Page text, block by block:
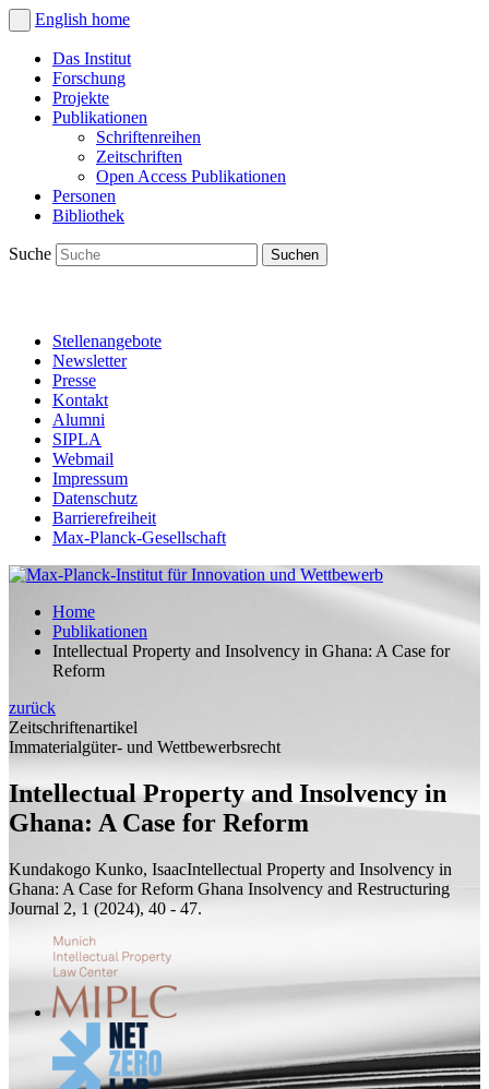
English home
Das Institut
Forschung
Projekte
Publikationen
Schriftenreihen
Zeitschriften
Open Access Publikationen
Personen
Bibliothek
Suche
Stellenangebote
Newsletter
Presse
Kontakt
Alumni
SIPLA
Webmail
Impressum
Datenschutz
Barrierefreiheit
Max-Planck-Gesellschaft
Home
Publikationen
Intellectual Property and Insolvency in Ghana: A Case for
Reform
zurück
Zeitschriftenartikel
Immaterialgüter- und Wettbewerbsrecht
Intellectual Property and Insolvency in
Ghana: A Case for Reform
Kundakogo Kunko, IsaacIntellectual Property and Insolvency in
Ghana: A Case for Reform Ghana Insolvency and Restructuring
Journal 2, 1 (2024), 40 - 47.